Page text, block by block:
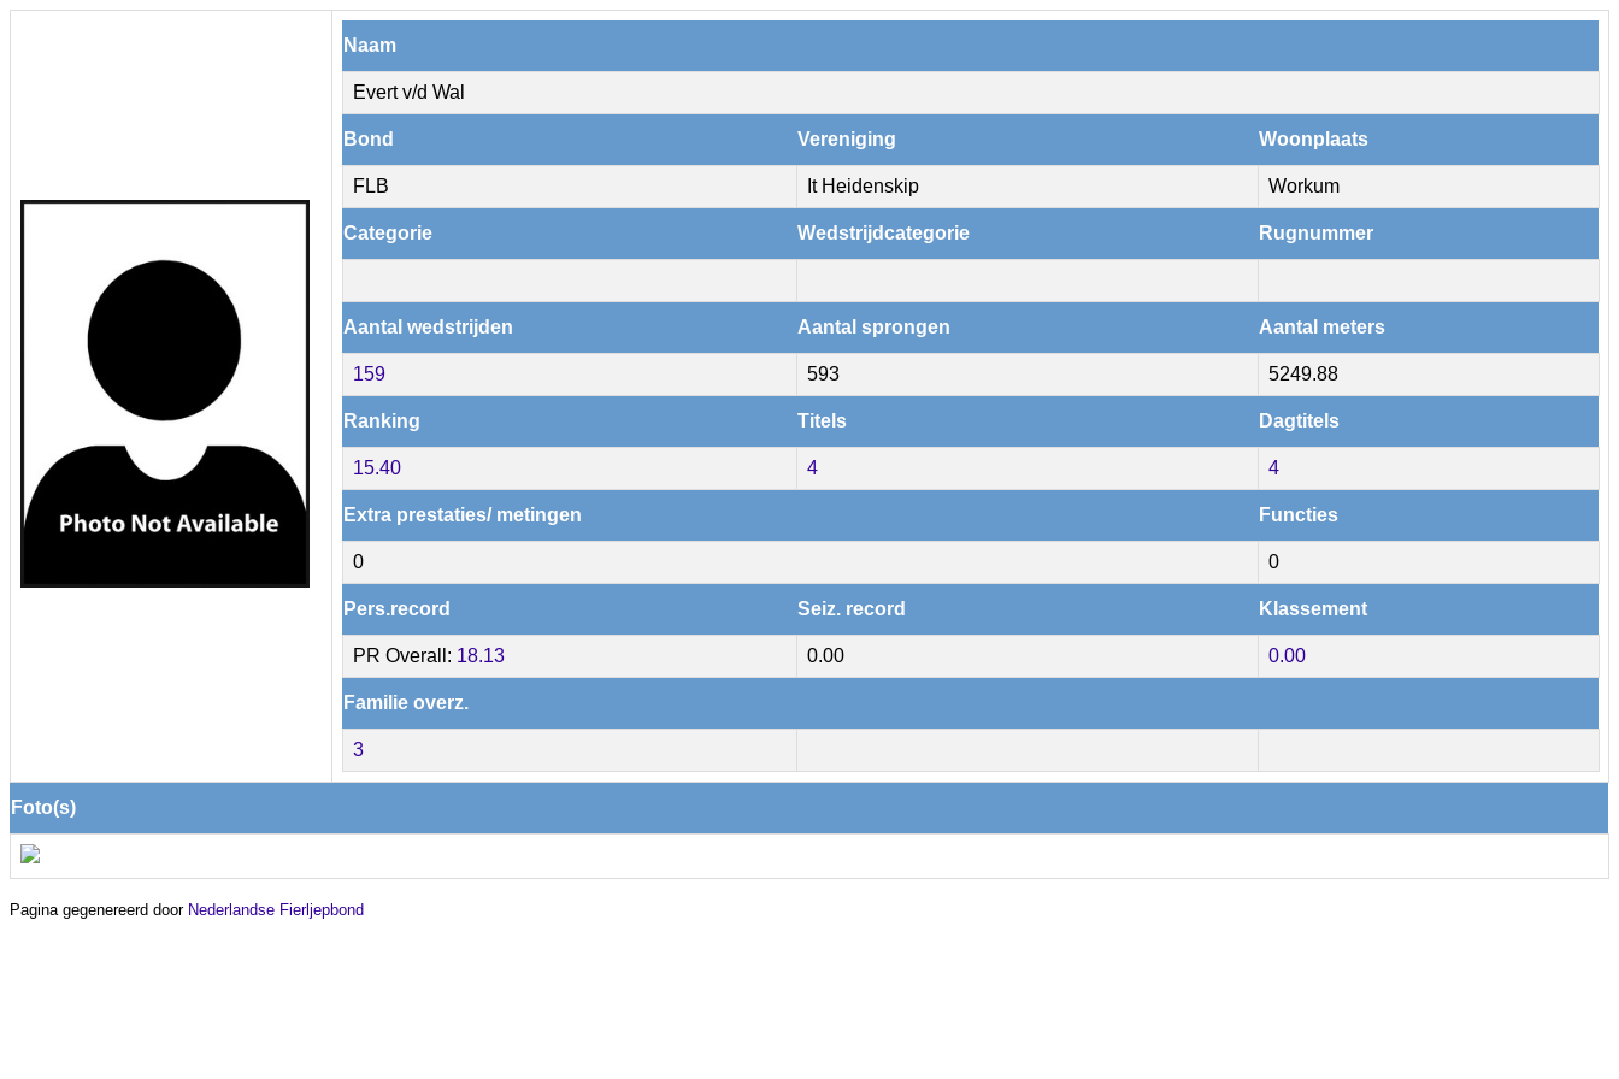
Naam
Evert v/d Wal
Bond Vereniging Woonplaats
FLB It Heidenskip Workum
Categorie Wedstrijdcategorie Rugnummer
Aantal wedstrijden Aantal sprongen Aantal meters
159 593 5249.88
Ranking Titels Dagtitels
15.40 4 4
Extra prestaties/ metingen Functies
0 0
Pers.record Seiz. record Klassement
PR Overall: 18.13 0.00 0.00
Familie overz.
3
Foto(s)
Pagina gegenereerd door Nederlandse Fierljepbond